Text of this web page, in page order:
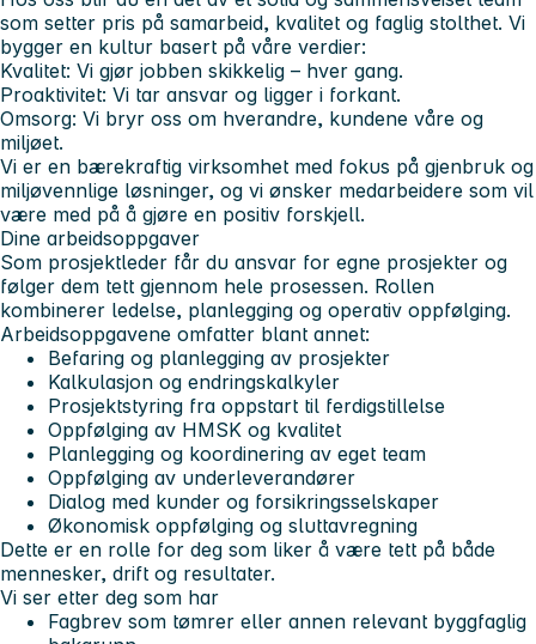
som setter pris på samarbeid, kvalitet og faglig stolthet. Vi
bygger en kultur basert på våre verdier:
Kvalitet: Vi gjør jobben skikkelig – hver gang.
Proaktivitet: Vi tar ansvar og ligger i forkant.
Omsorg: Vi bryr oss om hverandre, kundene våre og
miljøet.
Vi er en bærekraftig virksomhet med fokus på gjenbruk og
miljøvennlige løsninger, og vi ønsker medarbeidere som vil
være med på å gjøre en positiv forskjell.
Dine arbeidsoppgaver
Som prosjektleder får du ansvar for egne prosjekter og
følger dem tett gjennom hele prosessen. Rollen
kombinerer ledelse, planlegging og operativ oppfølging.
Arbeidsoppgavene omfatter blant annet:
Befaring og planlegging av prosjekter
Kalkulasjon og endringskalkyler
Prosjektstyring fra oppstart til ferdigstillelse
Oppfølging av HMSK og kvalitet
Planlegging og koordinering av eget team
Oppfølging av underleverandører
Dialog med kunder og forsikringsselskaper
Økonomisk oppfølging og sluttavregning
Dette er en rolle for deg som liker å være tett på både
mennesker, drift og resultater.
Vi ser etter deg som har
Fagbrev som tømrer eller annen relevant byggfaglig